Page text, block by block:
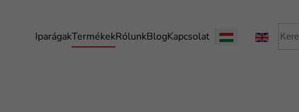
IparágakTermékekRólunkBlogKapcsolatVálasszon nyelvet